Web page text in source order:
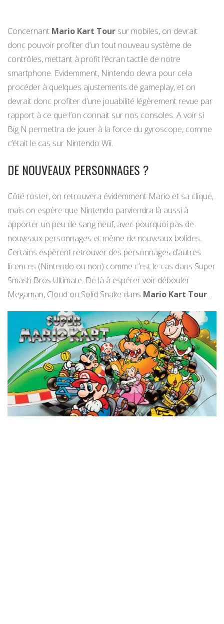
Concernant Mario Kart Tour sur mobiles, on devrait
donc pouvoir profiter d’un tout nouveau système de
contrôles, mettant à profit l’écran tactile de notre
smartphone. Evidemment, Nintendo devra pour cela
procéder à quelques ajustements de gameplay, et on
devrait donc profiter d’une jouabilité légèrement revue par
rapport à ce que l’on connait sur nos consoles. A voir si
Big N permettra de jouer à la force du gyroscope, comme
c’était le cas sur Nintendo Wii.
DE NOUVEAUX PERSONNAGES ?
Côté roster, on retrouvera évidemment Mario et sa clique,
mais on espère que Nintendo parviendra là aussi à
apporter un peu de sang neuf, avec pourquoi pas de
nouveaux personnages et même de nouveaux bolides.
Certains espèrent retrouver des personnages d’autres
licences (Nintendo ou non) comme c’est le cas dans Super
Smash Bros Ultimate. De là à espérer voir débouler
Megaman, Cloud ou Solid Snake dans Mario Kart Tour…